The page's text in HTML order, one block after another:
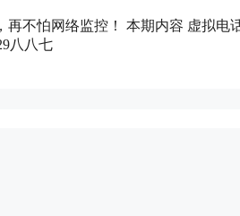
再不怕网络监控！ 本期内容 虚拟电
八八七